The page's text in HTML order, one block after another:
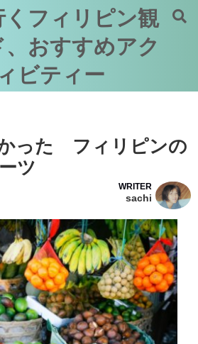
くフィリピン観
おすすめアク
ビティー
った フィリピンの
ツ
WRITER
sachi